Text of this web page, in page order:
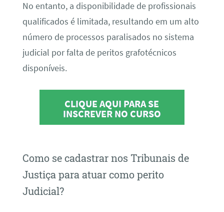
No entanto, a disponibilidade de profissionais
qualificados é limitada, resultando em um alto
número de processos paralisados no sistema
judicial por falta de peritos grafotécnicos
disponíveis.
CLIQUE AQUI PARA SE
INSCREVER NO CURSO
Como se cadastrar nos Tribunais de
Justiça para atuar como perito
Judicial?